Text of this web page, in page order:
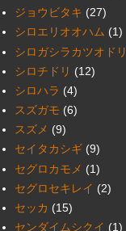
ジョウビタキ (27)
シロエリオオハム (1)
シロガシラカツオドリ
シロチドリ (12)
シロハラ (4)
スズガモ (6)
スズメ (9)
セイタカシギ (9)
セグロカモメ (1)
セグロセキレイ (2)
セッカ (15)
センダイムシクイ (1)